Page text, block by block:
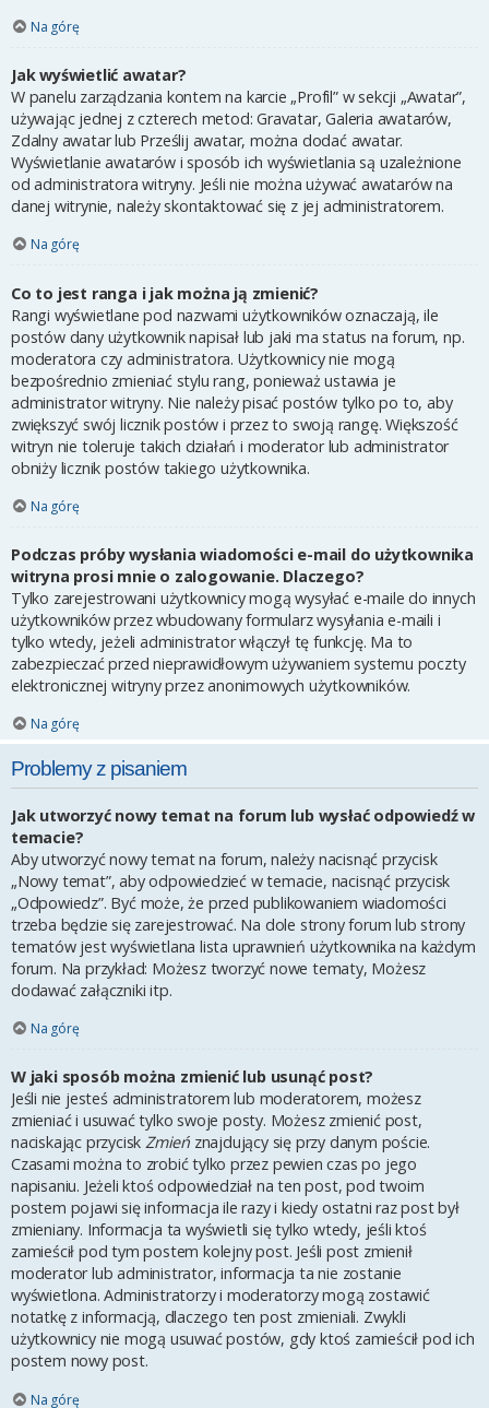
Na górę
Jak wyświetlić awatar?
W panelu zarządzania kontem na karcie „Profil” w sekcji „Awatar”,
używając jednej z czterech metod: Gravatar, Galeria awatarów,
Zdalny awatar lub Prześlij awatar, można dodać awatar.
Wyświetlanie awatarów i sposób ich wyświetlania są uzależnione
od administratora witryny. Jeśli nie można używać awatarów na
danej witrynie, należy skontaktować się z jej administratorem.
Na górę
Co to jest ranga i jak można ją zmienić?
Rangi wyświetlane pod nazwami użytkowników oznaczają, ile
postów dany użytkownik napisał lub jaki ma status na forum, np.
moderatora czy administratora. Użytkownicy nie mogą
bezpośrednio zmieniać stylu rang, ponieważ ustawia je
administrator witryny. Nie należy pisać postów tylko po to, aby
zwiększyć swój licznik postów i przez to swoją rangę. Większość
witryn nie toleruje takich działań i moderator lub administrator
obniży licznik postów takiego użytkownika.
Na górę
Podczas próby wysłania wiadomości e-mail do użytkownika
witryna prosi mnie o zalogowanie. Dlaczego?
Tylko zarejestrowani użytkownicy mogą wysyłać e-maile do innych
użytkowników przez wbudowany formularz wysyłania e-maili i
tylko wtedy, jeżeli administrator włączył tę funkcję. Ma to
zabezpieczać przed nieprawidłowym używaniem systemu poczty
elektronicznej witryny przez anonimowych użytkowników.
Na górę
Problemy z pisaniem
Jak utworzyć nowy temat na forum lub wysłać odpowiedź w
temacie?
Aby utworzyć nowy temat na forum, należy nacisnąć przycisk
„Nowy temat”, aby odpowiedzieć w temacie, nacisnąć przycisk
„Odpowiedz”. Być może, że przed publikowaniem wiadomości
trzeba będzie się zarejestrować. Na dole strony forum lub strony
tematów jest wyświetlana lista uprawnień użytkownika na każdym
forum. Na przykład: Możesz tworzyć nowe tematy, Możesz
dodawać załączniki itp.
Na górę
W jaki sposób można zmienić lub usunąć post?
Jeśli nie jesteś administratorem lub moderatorem, możesz
zmieniać i usuwać tylko swoje posty. Możesz zmienić post,
naciskając przycisk Zmień znajdujący się przy danym poście.
Czasami można to zrobić tylko przez pewien czas po jego
napisaniu. Jeżeli ktoś odpowiedział na ten post, pod twoim
postem pojawi się informacja ile razy i kiedy ostatni raz post był
zmieniany. Informacja ta wyświetli się tylko wtedy, jeśli ktoś
zamieścił pod tym postem kolejny post. Jeśli post zmienił
moderator lub administrator, informacja ta nie zostanie
wyświetlona. Administratorzy i moderatorzy mogą zostawić
notatkę z informacją, dlaczego ten post zmieniali. Zwykli
użytkownicy nie mogą usuwać postów, gdy ktoś zamieścił pod ich
postem nowy post.
Na górę